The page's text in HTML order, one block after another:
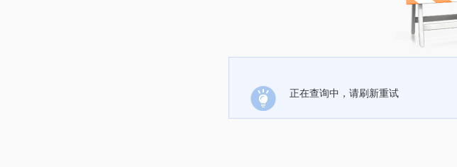
正在查询中，请刷新重试